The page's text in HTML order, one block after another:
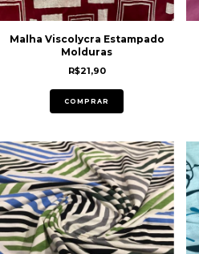
Malha Viscolycra Estampado
Molduras
R$21,90
COMPRAR